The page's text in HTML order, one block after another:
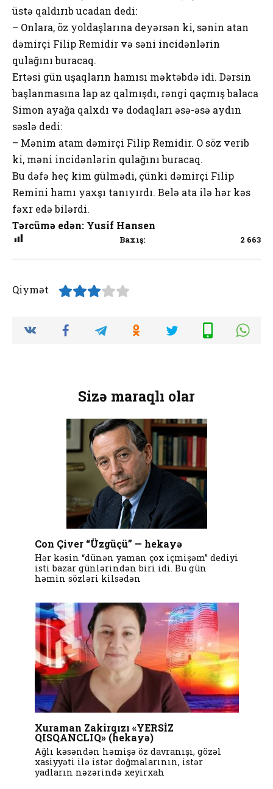
üstə qaldırıb ucadan dedi:
– Onlara, öz yoldaşlarına deyərsən ki, sənin atan
dəmirçi Filip Remidir və səni incidənlərin
qulağını buracaq.
Ertəsi gün uşaqların hamısı məktəbdə idi. Dərsin
başlanmasına lap az qalmışdı, rəngi qaçmış balaca
Simon ayağa qalxdı və dodaqları əsə-əsə aydın
səslə dedi:
– Mənim atam dəmirçi Filip Remidir. O söz verib
ki, məni incidənlərin qulağını buracaq.
Bu dəfə heç kim gülmədi, çünki dəmirçi Filip
Remini hamı yaxşı tanıyırdı. Belə ata ilə hər kəs
fəxr edə bilərdi.
Tərcümə edən: Yusif Hansen
Baxış: 2 663
Qiymət
Sizə maraqlı olar
Con Çiver “Üzgüçü” — hekayə
Hər kəsin “dünən yaman çox içmişəm” dediyi
isti bazar günlərindən biri idi. Bu gün
həmin sözləri kilsədən
Xuraman Zakirqızı «YERSİZ
QISQANCLIQ» (hekayə)
Ağlı kəsəndən həmişə öz davranışı, gözəl
xasiyyəti ilə istər doğmalarının, istər
yadların nəzərində xeyirxah